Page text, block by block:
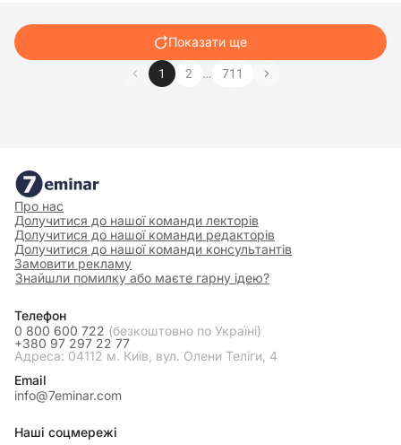
Показати ще
1 2 … 711
Про нас
Долучитися до нашої команди лекторів
Долучитися до нашої команди редакторів
Долучитися до нашої команди консультантів
Замовити рекламу
Знайшли помилку або маєте гарну ідею?
Телефон
0 800 600 722 (безкоштовно по Україні)
+380 97 297 22 77
Адреса: 04112 м. Київ, вул. Олени Теліги, 4
Email
info@7eminar.com
Наші соцмережі